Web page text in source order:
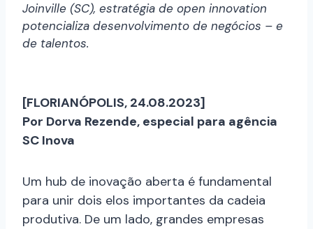
Joinville (SC), estratégia de open innovation
potencializa desenvolvimento de negócios – e
de talentos.
[FLORIANÓPOLIS, 24.08.2023]
Por Dorva Rezende, especial para agência
SC Inova
Um hub de inovação aberta é fundamental
para unir dois elos importantes da cadeia
produtiva. De um lado, grandes empresas